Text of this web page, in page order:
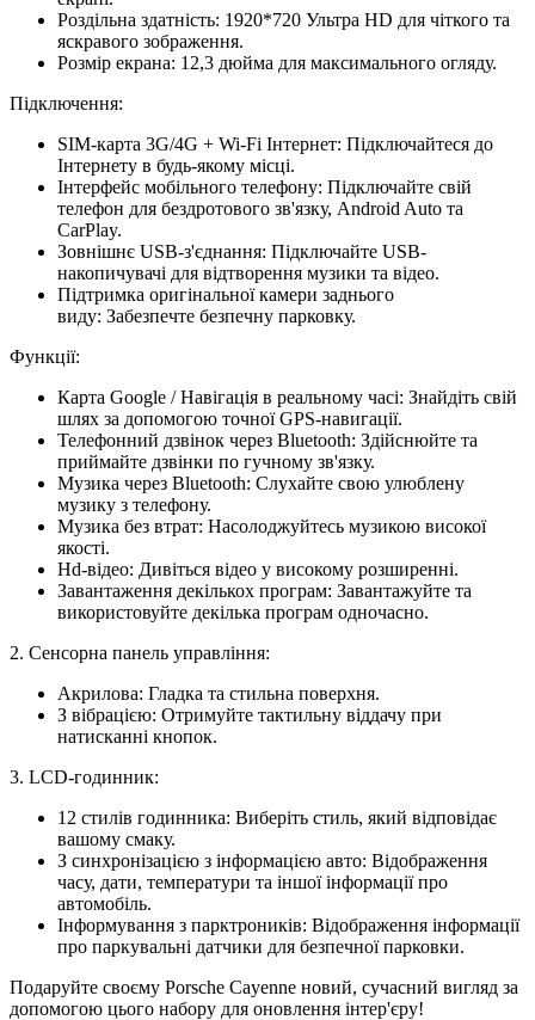
Роздільна здатність: 1920*720 Ультра HD для чіткого та
яскравого зображення.
Розмір екрана: 12,3 дюйма для максимального огляду.
Підключення:
SIM-карта 3G/4G + Wi-Fi Інтернет: Підключайтеся до
Інтернету в будь-якому місці.
Інтерфейс мобільного телефону: Підключайте свій
телефон для бездротового зв'язку, Android Auto та
CarPlay.
Зовнішнє USB-з'єднання: Підключайте USB-
накопичувачі для відтворення музики та відео.
Підтримка оригінальної камери заднього
виду: Забезпечте безпечну парковку.
Функції:
Карта Google / Навігація в реальному часі: Знайдіть свій
шлях за допомогою точної GPS-навигації.
Телефонний дзвінок через Bluetooth: Здійснюйте та
приймайте дзвінки по гучному зв'язку.
Музика через Bluetooth: Слухайте свою улюблену
музику з телефону.
Музика без втрат: Насолоджуйтесь музикою високої
якості.
Hd-відео: Дивіться відео у високому розширенні.
Завантаження декількох програм: Завантажуйте та
використовуйте декілька програм одночасно.
2. Сенсорна панель управління:
Акрилова: Гладка та стильна поверхня.
З вібрацією: Отримуйте тактильну віддачу при
натисканні кнопок.
3. LCD-годинник:
12 стилів годинника: Виберіть стиль, який відповідає
вашому смаку.
З синхронізацією з інформацією авто: Відображення
часу, дати, температури та іншої інформації про
автомобіль.
Інформування з парктроників: Відображення інформації
про паркувальні датчики для безпечної парковки.
Подаруйте своєму Porsche Cayenne новий, сучасний вигляд за
допомогою цього набору для оновлення інтер'єру!